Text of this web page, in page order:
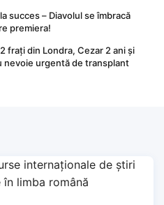
succes – Diavolul se îmbracă
premiera!
frați din Londra, Cezar 2 ani și
nevoie urgentă de transplant